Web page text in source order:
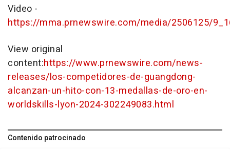
Video -
https://mma.prnewswire.com/media/2506125/
View original
content:https://www.prnewswire.com/news-
releases/los-competidores-de-guangdong-
alcanzan-un-hito-con-13-medallas-de-oro-en-
worldskills-lyon-2024-302249083.html
Contenido patrocinado